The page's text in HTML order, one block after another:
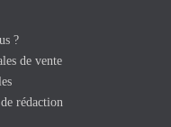
?
de vente
rédaction